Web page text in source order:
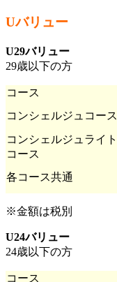
Uバリュー
U29バリュー
29歳以下の方
コース
コンシェルジュコース
コンシェルジュライト
コース
各コース共通
※金額は税別
U24バリュー
24歳以下の方
コース